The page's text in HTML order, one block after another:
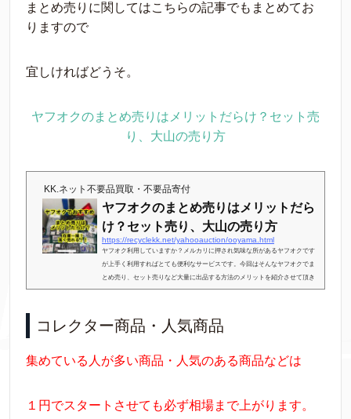
まとめ売りに関してはこちらの記事でもまとめてお
りますので
宜しければどうそ。
ヤフオクのまとめ売りはメリットだらけ？セット売
り、大山の売り方
KK.ネット不要品買取・不要品寄付
ヤフオクのまとめ売りはメリットだら
け？セット売り、大山の売り方
https://recyclekk.net/yahooauction/ooyama.html
ヤフオク利用していますか？メルカリに押され気味な所があるヤフオクです
が上手く利用すればとても便利なサービスです。今回はそんなヤフオクでま
とめ売り、セット売りなど大量に出品する方法のメリットを紹介させて頂き
ます。広告この記事の信憑性を高める為に簡単に自己紹介させて頂きます。
年で１０年目になります。店頭販売も御座いますが主にネットでの販売を利
用して利益を上げています。ヤフオクも起業する前から利用しているので１
コレクター商品・人気商品
集めている人が多い商品・人気のある商品などは
１円でスタートさせても必ず相場まで上がります。